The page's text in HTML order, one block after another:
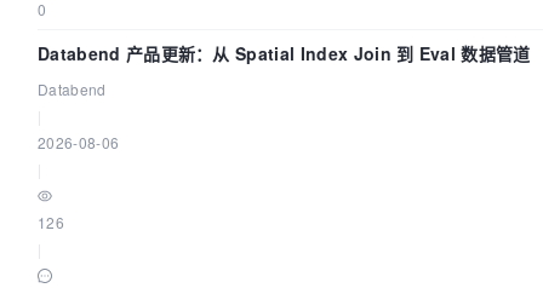
0
Databend 产品更新：从 Spatial Index Join 到 Eval 数据管道
Databend
2026-08-06
126